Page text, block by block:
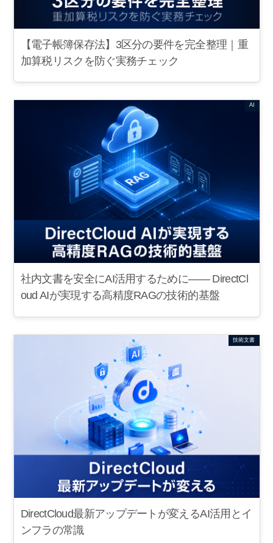
【電子帳簿保存法】3区分の要件を完全整理｜重
加算税リスクを防ぐ実務チェック
AI
社内文書を安全にAI活用するために—— DirectCl
oud AIが実現する高精度RAGの技術的基盤
技術文書
DirectCloud最新アップデートが変えるAI活用とイ
ンフラの常識